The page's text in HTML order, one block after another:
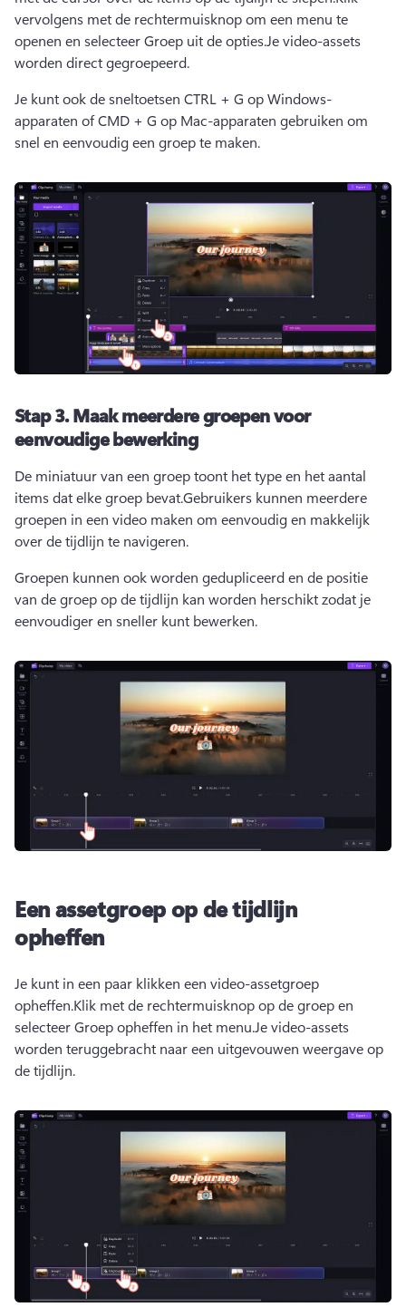
vervolgens met de rechtermuisknop om een menu te
openen en selecteer Groep uit de opties.Je video-assets
worden direct gegroepeerd.
Je kunt ook de sneltoetsen CTRL + G op Windows-
apparaten of CMD + G op Mac-apparaten gebruiken om
snel en eenvoudig een groep te maken.
Stap 3.Maak meerdere groepen voor
eenvoudige bewerking
De miniatuur van een groep toont het type en het aantal
items dat elke groep bevat.Gebruikers kunnen meerdere
groepen in een video maken om eenvoudig en makkelijk
over de tijdlijn te navigeren.
Groepen kunnen ook worden gedupliceerd en de positie
van de groep op de tijdlijn kan worden herschikt zodat je
eenvoudiger en sneller kunt bewerken.
Een assetgroep op de tijdlijn
opheffen
Je kunt in een paar klikken een video-assetgroep
opheffen.Klik met de rechtermuisknop op de groep en
selecteer Groep opheffen in het menu.Je video-assets
worden teruggebracht naar een uitgevouwen weergave op
de tijdlijn.